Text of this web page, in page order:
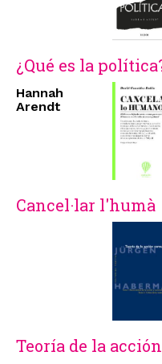
¿Qué es la
Hannah
Arendt
Cancel·lar l'humà
Teoría de la